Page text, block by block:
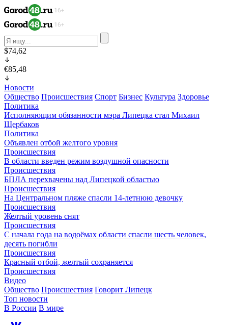
$74,62
€85,48
Новости
Общество Происшествия Спорт Бизнес Культура Здоровье
Политика
Исполняющим обязанности мэра Липецка стал Михаил
Щербаков
Политика
Объявлен отбой желтого уровня
Происшествия
В области введен режим воздушной опасности
Происшествия
БПЛА перехвачены над Липецкой областью
Происшествия
На Центральном пляже спасли 14-летнюю девочку
Происшествия
Желтый уровень снят
Происшествия
С начала года на водоёмах области спасли шесть человек,
десять погибли
Происшествия
Красный отбой, желтый сохраняется
Происшествия
Видео
Общество Происшествия Говорит Липецк
Топ новости
В России В мире